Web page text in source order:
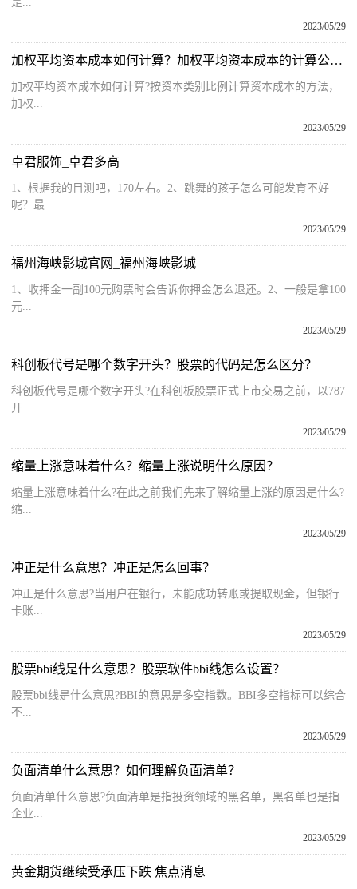
2023/05/29
加权平均资本成本如何计算？加权平均资本成本的计算公式是怎样的？
加权平均资本成本如何计算?按资本类别比例计算资本成本的方法，
加权...
2023/05/29
卓君服饰_卓君多高
1、根据我的目测吧，170左右。2、跳舞的孩子怎么可能发育不好
呢？最...
2023/05/29
福州海峡影城官网_福州海峡影城
1、收押金一副100元购票时会告诉你押金怎么退还。2、一般是拿100
元...
2023/05/29
科创板代号是哪个数字开头？股票的代码是怎么区分？
科创板代号是哪个数字开头?在科创板股票正式上市交易之前，以787
开...
2023/05/29
缩量上涨意味着什么？缩量上涨说明什么原因？
缩量上涨意味着什么?在此之前我们先来了解缩量上涨的原因是什么?
缩...
2023/05/29
冲正是什么意思？冲正是怎么回事？
冲正是什么意思?当用户在银行，未能成功转账或提取现金，但银行
卡账...
2023/05/29
股票bbi线是什么意思？股票软件bbi线怎么设置？
股票bbi线是什么意思?BBI的意思是多空指数。BBI多空指标可以综合
不...
2023/05/29
负面清单什么意思？如何理解负面清单？
负面清单什么意思?负面清单是指投资领域的黑名单，黑名单也是指
企业...
2023/05/29
黄金期货继续受承压下跌 焦点消息